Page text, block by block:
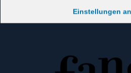
Einstellungen
Unsere